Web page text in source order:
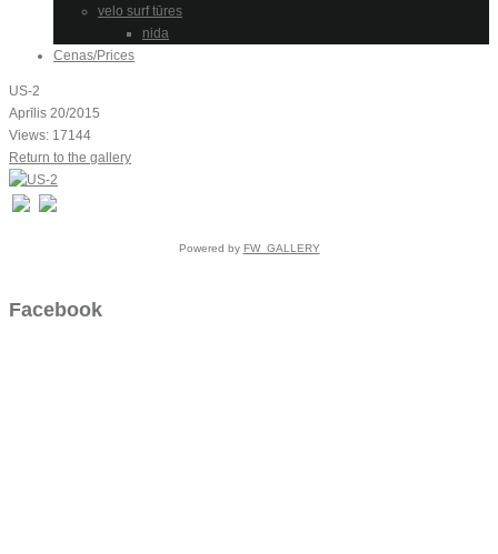
velo surf tūres
nida
Cenas/Prices
US-2
Aprīlis 20/2015
Views: 17144
Return to the gallery
Powered by FW_GALLERY
Facebook